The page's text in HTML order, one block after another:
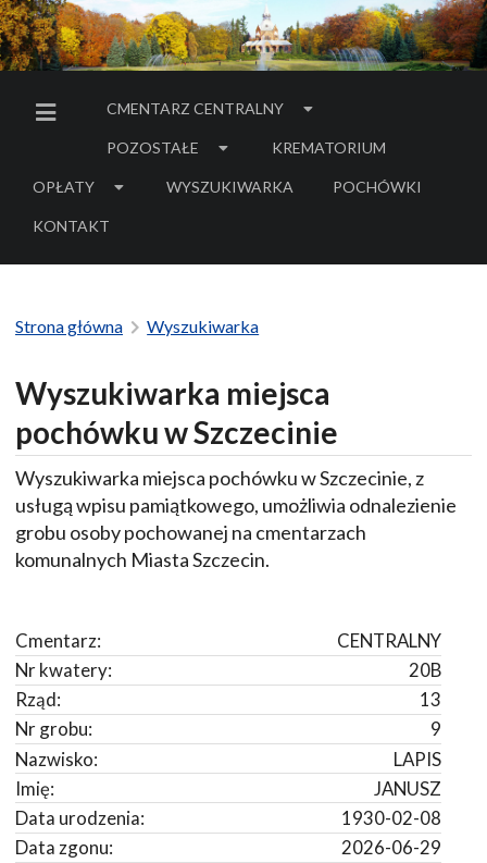
MENU BOCZNE
CMENTARZ CENTRALNY
POZOSTAŁE KREMATORIUM
OPŁATY WYSZUKIWARKA POCHÓWKI
- LINK DO SERWISU
KONTAKT
Strona główna Wyszukiwarka
Wyszukiwarka miejsca
pochówku w Szczecinie
Wyszukiwarka miejsca pochówku w Szczecinie, z
usługą wpisu pamiątkowego, umożliwia odnalezienie
grobu osoby pochowanej na cmentarzach
komunalnych Miasta Szczecin.
CENTRALNY
Cmentarz:
20B
Nr kwatery:
13
Rząd:
9
Nr grobu:
LAPIS
Nazwisko:
JANUSZ
Imię:
1930-02-08
Data urodzenia:
2026-06-29
Data zgonu: